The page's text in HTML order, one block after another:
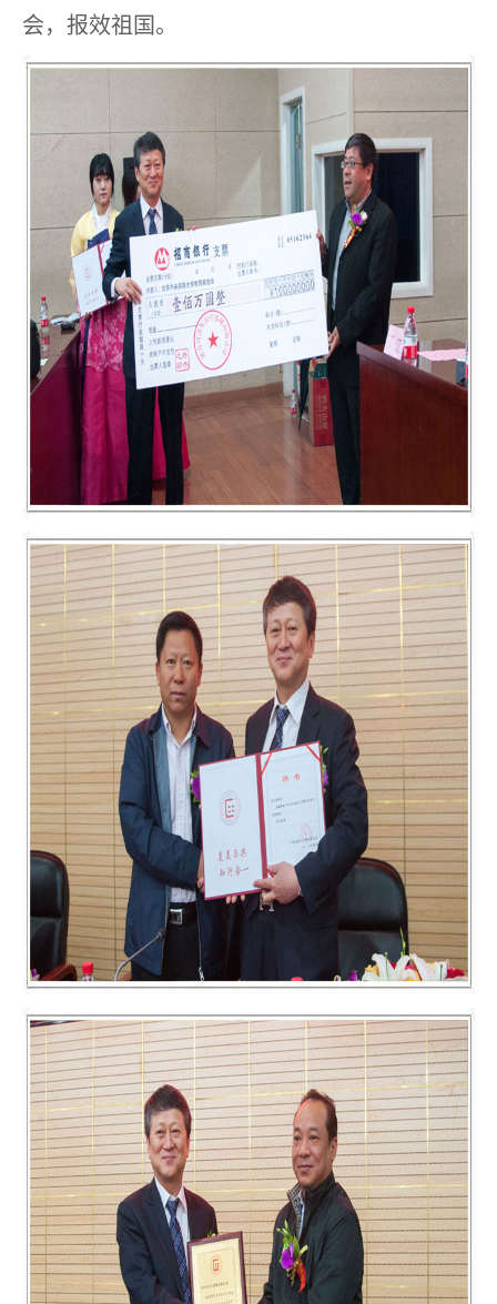
会，报效祖国。